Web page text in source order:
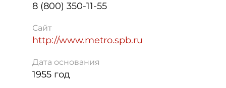
8 (800) 350-11-55
Сайт
http://www.metro.spb.ru
Дата основания
1955 год